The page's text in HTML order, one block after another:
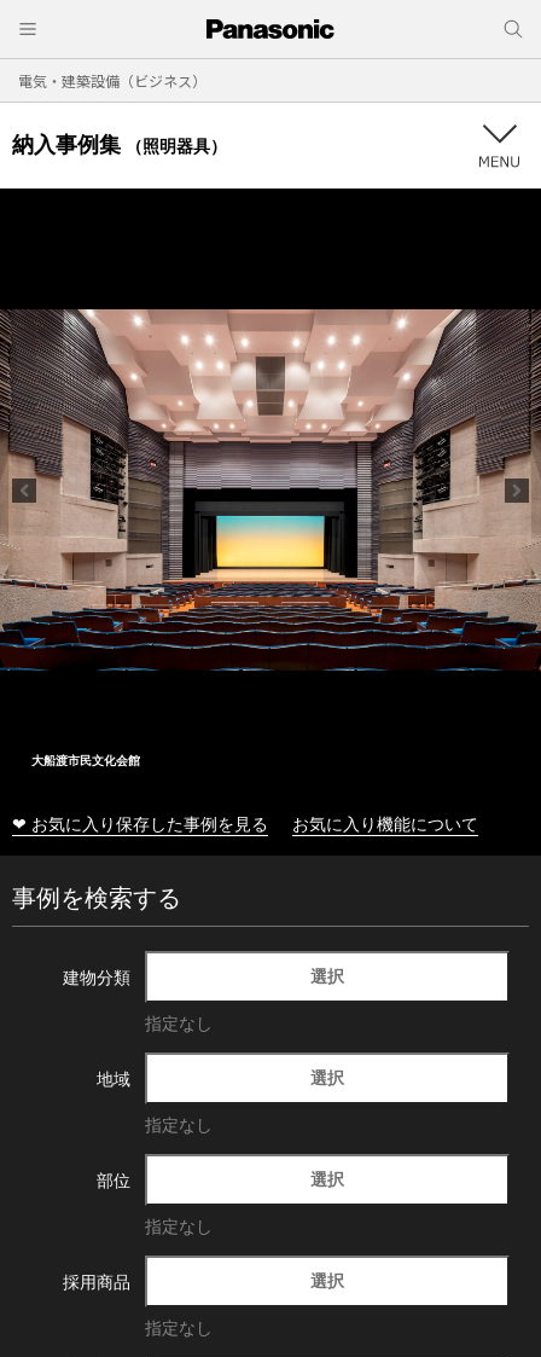
電気・建築設備（ビジネス）
納入事例集 （照明器具）
大船渡市民文化会館
❤ お気に入り保存した事例を見る お気に入り機能について
事例を検索する
建物分類 選択
指定なし
地域 選択
指定なし
部位 選択
指定なし
採用商品 選択
指定なし